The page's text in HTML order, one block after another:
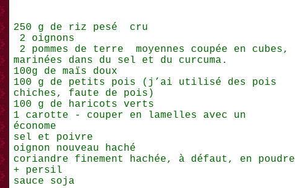
250 g de riz pesé cru
2 oignons
2 pommes de terre moyennes coupée en cubes,
marinées dans du sel et du curcuma.
100g de maïs doux
100 g de petits pois (j’ai utilisé des pois
chiches, faute de pois)
100 g de haricots verts
1 carotte - couper en lamelles avec un
économe
sel et poivre
oignon nouveau haché
coriandre finement hachée, à défaut, en poudre
+ persil
sauce soja